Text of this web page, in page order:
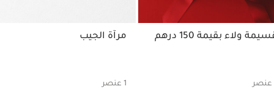
ولاء بقيمة 150 درهم مرآة الجيب